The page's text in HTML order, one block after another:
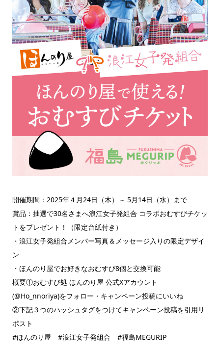
開催期間：2025年４月24日（木）～ 5月14日（水）まで
賞品：抽選で30名さまへ浪江女子発組合 コラボおむすびチケッ
トをプレゼント！（限定台紙付き）
・浪江女子発組合メンバー写真＆メッセージ入りの限定デザイ
ン
・ほんのり屋でお好きなおむすび8個と交換可能
概要①おむすび処 ほんのり屋 公式Xアカウント
(@Ho_nnoriya)をフォロー・キャンペーン投稿にいいね
②下記３つのハッシュタグをつけてキャンペーン投稿を引用リ
ポスト
#ほんのり屋 #浪江女子発組合 #福島MEGURIP